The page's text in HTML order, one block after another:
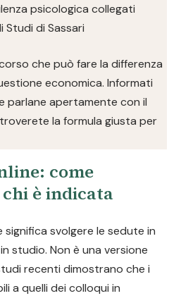
psicologica collegati
Studi di Sassari
che può fare la differenza
economica. Informati
parlane apertamente con il
la formula giusta per
come
è indicata
svolgere le sedute in
studio. Non è una versione
recenti dimostrano che i
a quelli dei colloqui in